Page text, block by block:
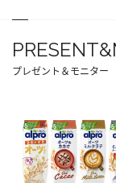
プレゼント＆モニター